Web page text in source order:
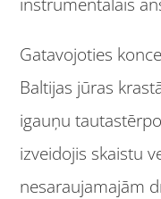
Gatavojoties
Baltijas jūras
igauņu
izveidojis skaistu
nesaraujamajām